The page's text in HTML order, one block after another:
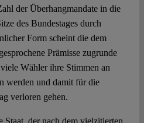
der Überhangmandate in die
des Bundestages durch
Form scheint die dem
Prämisse zugrunde
Wähler ihre Stimmen an
werden und damit für die
verloren gehen.